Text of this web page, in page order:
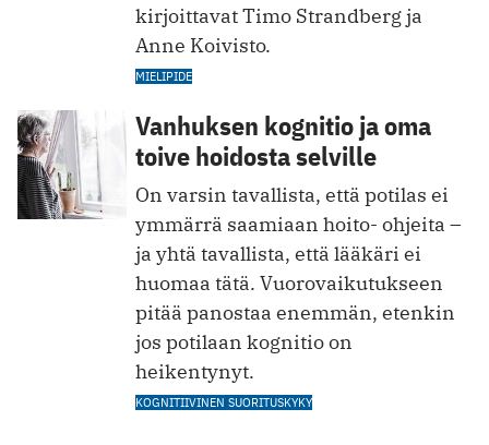
kirjoittavat Timo Strandberg ja
Anne Koivisto.
MIELIPIDE
Vanhuksen kognitio ja oma
toive hoidosta selville
On varsin tavallista, että potilas ei
ymmärrä saamiaan hoito- ohjeita –
ja yhtä tavallista, että lääkäri ei
huomaa tätä. ­Vuorovaikutukseen
pitää panostaa enemmän, etenkin
jos potilaan kognitio on
heikentynyt.
KOGNITIIVINEN SUORITUSKYKY